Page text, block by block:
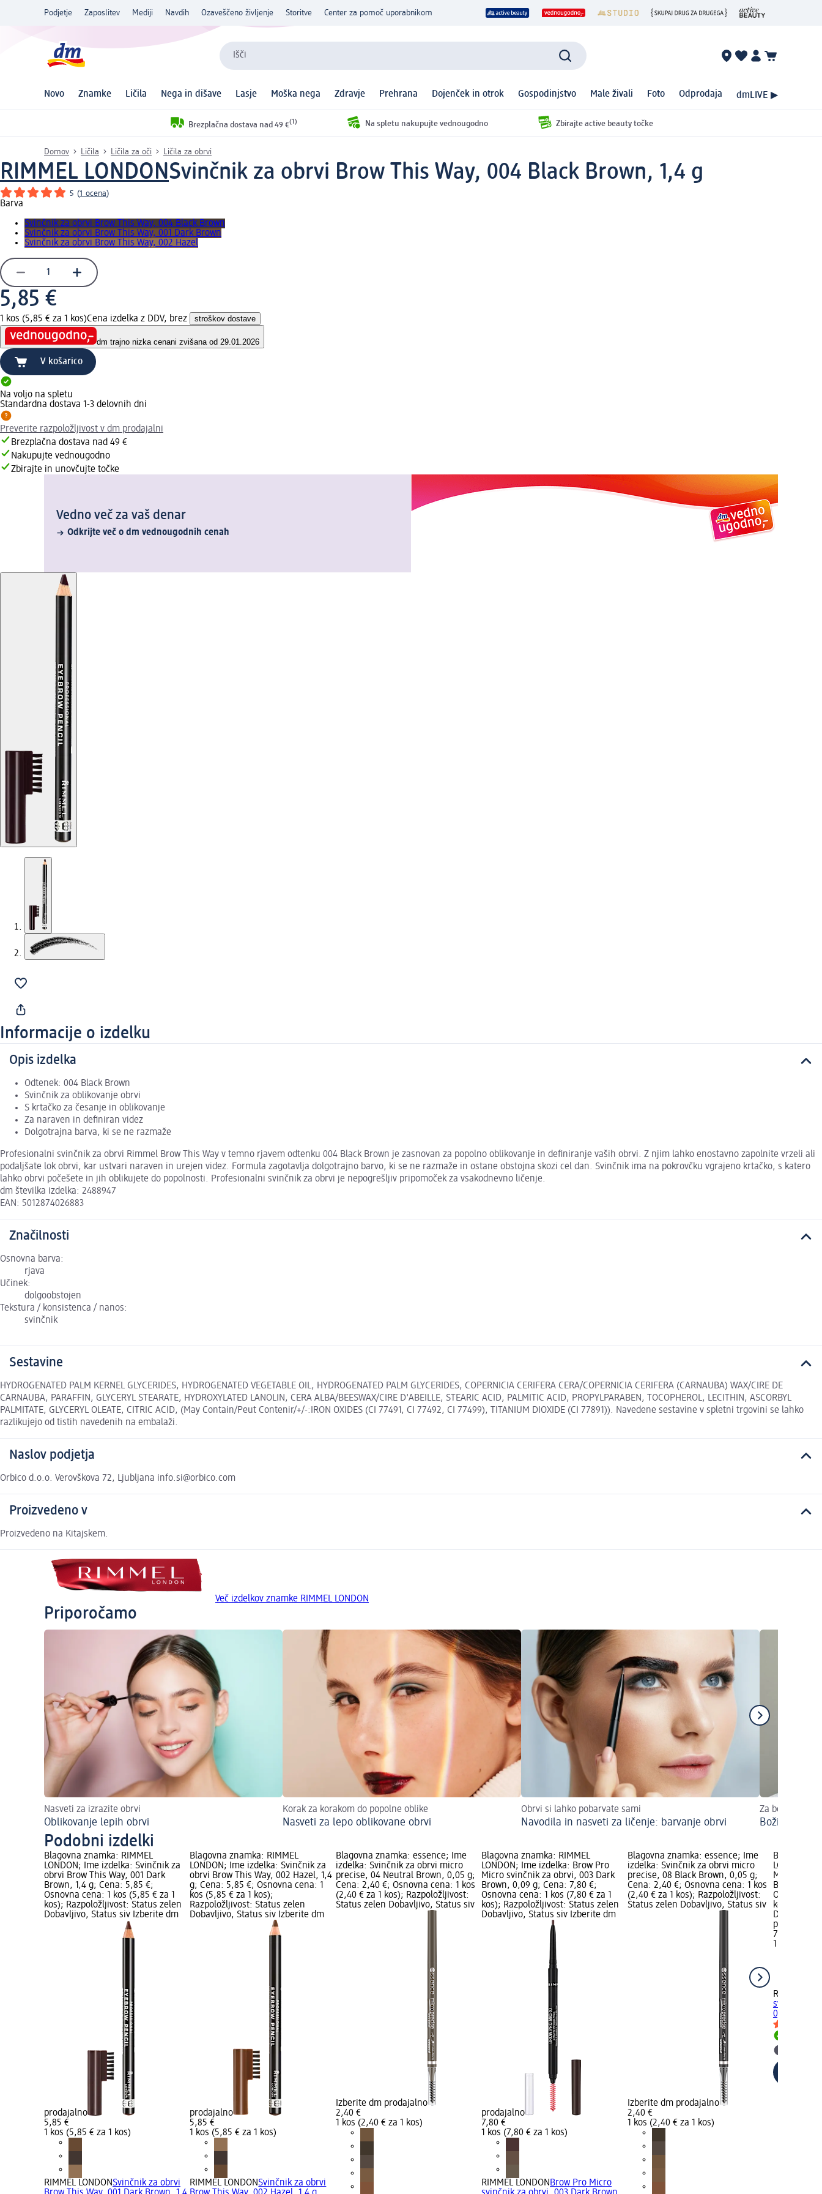
Podjetje Zaposlitev Mediji Navdih Ozaveščeno življenje Storitve Center za pomoč uporabnikom
Išči
Novo Znamke Ličila Nega in dišave Lasje Moška nega Zdravje Prehrana Dojenček in otrok Gospodinjstvo Male živali Foto Odprodaja dmLIVE ▶
Brezplačna dostava nad 49 €(1) Na spletu nakupujte vednougodno Zbirajte active beauty točke
Domov Ličila Ličila za oči Ličila za obrvi
RIMMEL LONDONSvinčnik za obrvi Brow This Way, 004 Black Brown, 1,4 g
5 (1 ocena)
Barva
Svinčnik za obrvi Brow This Way, 004 Black Brown
Svinčnik za obrvi Brow This Way, 001 Dark Brown
Svinčnik za obrvi Brow This Way, 002 Hazel
5,85 €
1 kos (5,85 € za 1 kos)Cena izdelka z DDV, brez stroškov dostave
dm trajno nizka cenani zvišana od 29.01.2026
V košarico
Na voljo na spletu
Standardna dostava 1-3 delovnih dni
Preverite razpoložljivost v dm prodajalni
Brezplačna dostava nad 49 €
Nakupujte vednougodno
Zbirajte in unovčujte točke
Vedno več za vaš denar
Odkrijte več o dm vednougodnih cenah
Informacije o izdelku
Opis izdelka
Odtenek: 004 Black Brown
Svinčnik za oblikovanje obrvi
S krtačko za česanje in oblikovanje
Za naraven in definiran videz
Dolgotrajna barva, ki se ne razmaže
Profesionalni svinčnik za obrvi Rimmel Brow This Way v temno rjavem odtenku 004 Black Brown je zasnovan za popolno oblikovanje in definiranje vaših obrvi. Z njim lahko enostavno zapolnite vrzeli ali
podaljšate lok obrvi, kar ustvari naraven in urejen videz. Formula zagotavlja dolgotrajno barvo, ki se ne razmaže in ostane obstojna skozi cel dan. Svinčnik ima na pokrovčku vgrajeno krtačko, s katero
lahko obrvi počešete in jih oblikujete do popolnosti. Profesionalni svinčnik za obrvi je nepogrešljiv pripomoček za vsakodnevno ličenje.
dm številka izdelka: 2488947
EAN: 5012874026883
Značilnosti
Osnovna barva:
rjava
Učinek:
dolgoobstojen
Tekstura / konsistenca / nanos:
svinčnik
Sestavine
HYDROGENATED PALM KERNEL GLYCERIDES, HYDROGENATED VEGETABLE OIL, HYDROGENATED PALM GLYCERIDES, COPERNICIA CERIFERA CERA/COPERNICIA CERIFERA (CARNAUBA) WAX/CIRE DE
CARNAUBA, PARAFFIN, GLYCERYL STEARATE, HYDROXYLATED LANOLIN, CERA ALBA/BEESWAX/CIRE D'ABEILLE, STEARIC ACID, PALMITIC ACID, PROPYLPARABEN, TOCOPHEROL, LECITHIN, ASCORBYL
PALMITATE, GLYCERYL OLEATE, CITRIC ACID, (May Contain/Peut Contenir/+/-:IRON OXIDES (CI 77491, CI 77492, CI 77499), TITANIUM DIOXIDE (CI 77891)). Navedene sestavine v spletni trgovini se lahko
razlikujejo od tistih navedenih na embalaži.
Naslov podjetja
Orbico d.o.o. Verovškova 72, Ljubljana info.si@orbico.com
Proizvedeno v
Proizvedeno na Kitajskem.
Več izdelkov znamke RIMMEL LONDON
Priporočamo
Nasveti za izrazite obrvi
Oblikovanje lepih obrvi
Korak za korakom do popolne oblike
Nasveti za lepo oblikovane obrvi
Obrvi si lahko pobarvate sami
Navodila in nasveti za ličenje: barvanje obrvi
Za božič
Božični
Podobni izdelki
Blagovna znamka: RIMMEL
LONDON; Ime izdelka: Svinčnik za
obrvi Brow This Way, 001 Dark
Brown, 1,4 g; Cena: 5,85 €;
Osnovna cena: 1 kos (5,85 € za 1
kos); Razpoložljivost: Status zelen
Dobavljivo, Status siv Izberite dm
prodajalno
5,85 €
1 kos (5,85 € za 1 kos)
RIMMEL LONDONSvinčnik za obrvi
Blagovna znamka: RIMMEL
LONDON; Ime izdelka: Svinčnik za
obrvi Brow This Way, 002 Hazel, 1,4
g; Cena: 5,85 €; Osnovna cena: 1
kos (5,85 € za 1 kos);
Razpoložljivost: Status zelen
Dobavljivo, Status siv Izberite dm
prodajalno
5,85 €
1 kos (5,85 € za 1 kos)
RIMMEL LONDONSvinčnik za obrvi
Blagovna znamka: essence; Ime
izdelka: Svinčnik za obrvi micro
precise, 04 Neutral Brown, 0,05 g;
Cena: 2,40 €; Osnovna cena: 1 kos
(2,40 € za 1 kos); Razpoložljivost:
Status zelen Dobavljivo, Status siv
Izberite dm prodajalno
2,40 €
1 kos (2,40 € za 1 kos)
Blagovna znamka: RIMMEL
LONDON; Ime izdelka: Brow Pro
Micro svinčnik za obrvi, 003 Dark
Brown, 0,09 g; Cena: 7,80 €;
Osnovna cena: 1 kos (7,80 € za 1
kos); Razpoložljivost: Status zelen
Dobavljivo, Status siv Izberite dm
prodajalno
7,80 €
1 kos (7,80 € za 1 kos)
RIMMEL LONDONBrow Pro Micro
Blagovna znamka: essence; Ime
izdelka: Svinčnik za obrvi micro
precise, 08 Black Brown, 0,05 g;
Cena: 2,40 €; Osnovna cena: 1 kos
(2,40 € za 1 kos); Razpoložljivost:
Status zelen Dobavljivo, Status siv
Izberite dm prodajalno
2,40 €
1 kos (2,40 € za 1 kos)
Blagovna
LONDON;
Micro
Brown,
Osnovna
kos);
Dobavljivo,
prodajalno
7,80 €
1 kos (7,80
RIMMEL
svinčnik za
0,09 g